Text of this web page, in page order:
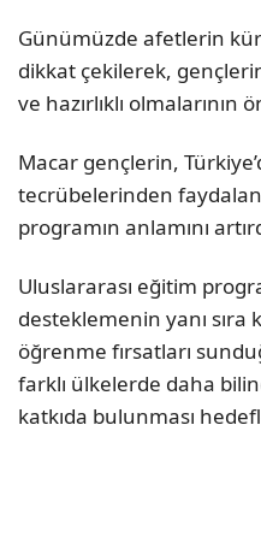
Günümüzde afetlerin
dikkat çekilerek,
ve hazırlıklı olmalarının
Macar gençlerin,
tecrübelerinden
programın anlamını
Uluslararası eğitim
desteklemenin yanı
öğrenme fırsatları
farklı ülkelerde daha
katkıda bulunması